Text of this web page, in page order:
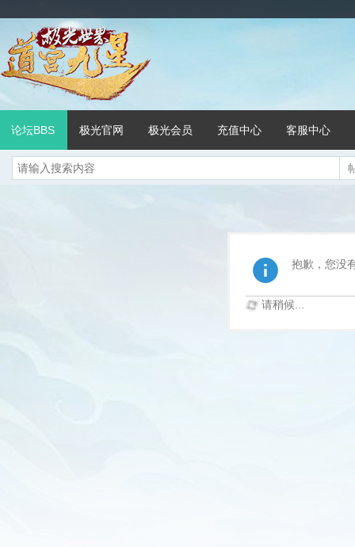
论坛BBS 极光官网 极光会员 充值中心 客服中心
抱歉，您没
请稍候...